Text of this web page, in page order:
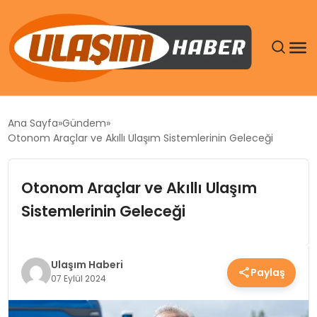
DÜNYA
SPOR
TEKNOLOJI
Ana Sayfa Gündem
Otonom Araçlar ve Akıllı Ulaşım Sistemlerinin Geleceği
Otonom Araçlar ve Akıllı Ulaşım
Sistemlerinin Geleceği
Ulaşım Haberi
07 Eylül 2024 Paylaş